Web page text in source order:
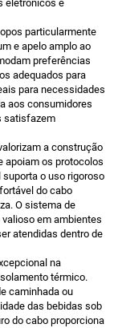
eletrônicos e
particularmente
e apelo amplo ao
preferências
adequados para
para necessidades
aos consumidores
satisfazem
a construção
apoiam os protocolos
o uso rigoroso
do cabo
O sistema de
em ambientes
atendidas dentro de
na
térmico.
caminhada ou
das bebidas sob
do cabo proporciona